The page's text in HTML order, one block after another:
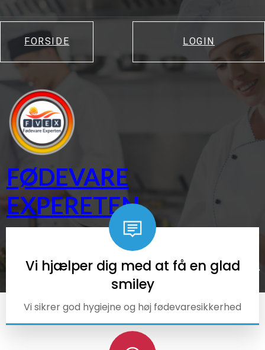
FORSIDE LOGIN
FØDEVARE
EXPERETEN
Professionale effektiv fødevarerådgivning
PROFESSIONELLE LØSNINGER
INDEN FOR
FØDEVARESIKKERHED
Vi hjælper dig med at få en glad
smiley
Vi sikrer god hygiejne og høj fødevaresikkerhed